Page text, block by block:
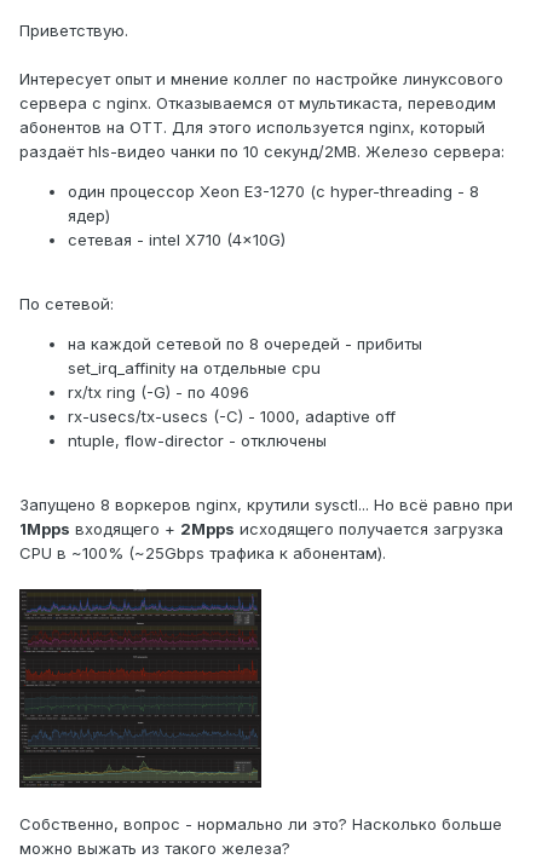
Приветствую.
Интересует опыт и мнение коллег по настройке линуксового
сервера с nginx. Отказываемся от мультикаста, переводим
абонентов на OTT. Для этого используется nginx, который
раздаёт hls-видео чанки по 10 секунд/2MB. Железо сервера:
один процессор Xeon E3-1270 (с hyper-threading - 8
ядер)
сетевая - intel X710 (4x10G)
По сетевой:
на каждой сетевой по 8 очередей - прибиты
set_irq_affinity на отдельные cpu
rx/tx ring (-G) - по 4096
rx-usecs/tx-usecs (-C) - 1000, adaptive off
ntuple, flow-director - отключены
Запущено 8 воркеров nginx, крутили sysctl... Но всё равно при
1Mpps входящего + 2Mpps исходящего получается загрузка
CPU в ~100% (~25Gbps трафика к абонентам).
Собственно, вопрос - нормально ли это? Насколько больше
можно выжать из такого железа?